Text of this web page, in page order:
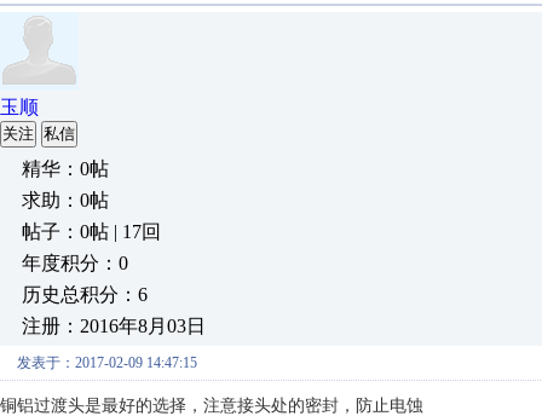
玉顺
关注 私信
精华：0帖
求助：0帖
帖子：0帖 | 17回
年度积分：0
历史总积分：6
注册：2016年8月03日
发表于：2017-02-09 14:47:15
铜铝过渡头是最好的选择，注意接头处的密封，防止电蚀